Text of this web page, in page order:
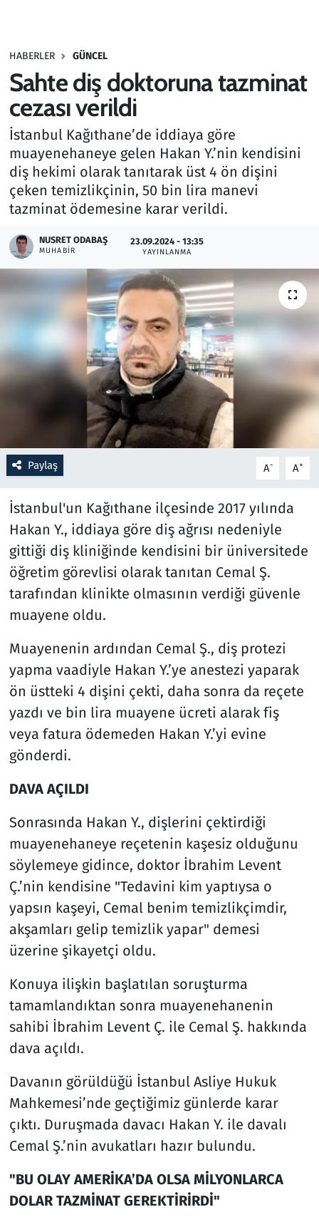
HABERLER GÜNCEL
Sahte diş doktoruna tazminat
cezası verildi
İstanbul Kağıthane’de iddiaya göre
muayenehaneye gelen Hakan Y.’nin kendisini
diş hekimi olarak tanıtarak üst 4 ön dişini
çeken temizlikçinin, 50 bin lira manevi
tazminat ödemesine karar verildi.
NUSRET ODABAŞ
MUHABIR
23.09.2024 - 13:35
YAYINLANMA
Paylaş A- A+
İstanbul'un Kağıthane ilçesinde 2017 yılında
Hakan Y., iddiaya göre diş ağrısı nedeniyle
gittiği diş kliniğinde kendisini bir üniversitede
öğretim görevlisi olarak tanıtan Cemal Ş.
tarafından klinikte olmasının verdiği güvenle
muayene oldu.
Muayenenin ardından Cemal Ş., diş protezi
yapma vaadiyle Hakan Y.’ye anestezi yaparak
ön üstteki 4 dişini çekti, daha sonra da reçete
yazdı ve bin lira muayene ücreti alarak fiş
veya fatura ödemeden Hakan Y.’yi evine
gönderdi.
DAVA AÇILDI
Sonrasında Hakan Y., dişlerini çektirdiği
muayenehaneye reçetenin kaşesiz olduğunu
söylemeye gidince, doktor İbrahim Levent
Ç.’nin kendisine "Tedavini kim yaptıysa o
yapsın kaşeyi, Cemal benim temizlikçimdir,
akşamları gelip temizlik yapar" demesi
üzerine şikayetçi oldu.
Konuya ilişkin başlatılan soruşturma
tamamlandıktan sonra muayenehanenin
sahibi İbrahim Levent Ç. ile Cemal Ş. hakkında
dava açıldı.
Davanın görüldüğü İstanbul Asliye Hukuk
Mahkemesi’nde geçtiğimiz günlerde karar
çıktı. Duruşmada davacı Hakan Y. ile davalı
Cemal Ş.’nin avukatları hazır bulundu.
"BU OLAY AMERİKA’DA OLSA MİLYONLARCA
DOLAR TAZMİNAT GEREKTİRİRDİ"
Haber
Kültür Sanat
Kurumsal Haberler
Lezzet Durağı
Memur ve Kamu
Otomobil
Oyun
Ramazan
Resmi İlanlar
Rüya Tabirleri
Savunma Sanayi
Spor
Teknoloji ve Bilim
Televizyon